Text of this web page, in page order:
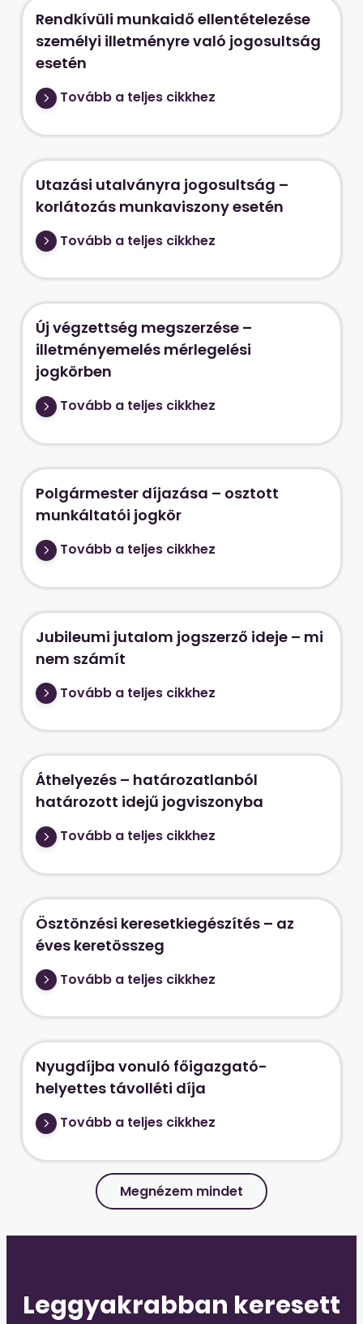
Rendkívüli munkaidő ellentételezése
személyi illetményre való jogosultság
esetén
Tovább a teljes cikkhez
Utazási utalványra jogosultság –
korlátozás munkaviszony esetén
Tovább a teljes cikkhez
Új végzettség megszerzése –
illetményemelés mérlegelési
jogkörben
Tovább a teljes cikkhez
Polgármester díjazása – osztott
munkáltatói jogkör
Tovább a teljes cikkhez
Jubileumi jutalom jogszerző ideje – mi
nem számít
Tovább a teljes cikkhez
Áthelyezés – határozatlanból
határozott idejű jogviszonyba
Tovább a teljes cikkhez
Ösztönzési keresetkiegészítés – az
éves keretösszeg
Tovább a teljes cikkhez
Nyugdíjba vonuló főigazgató-
helyettes távolléti díja
Tovább a teljes cikkhez
Megnézem mindet
Leggyakrabban keresett